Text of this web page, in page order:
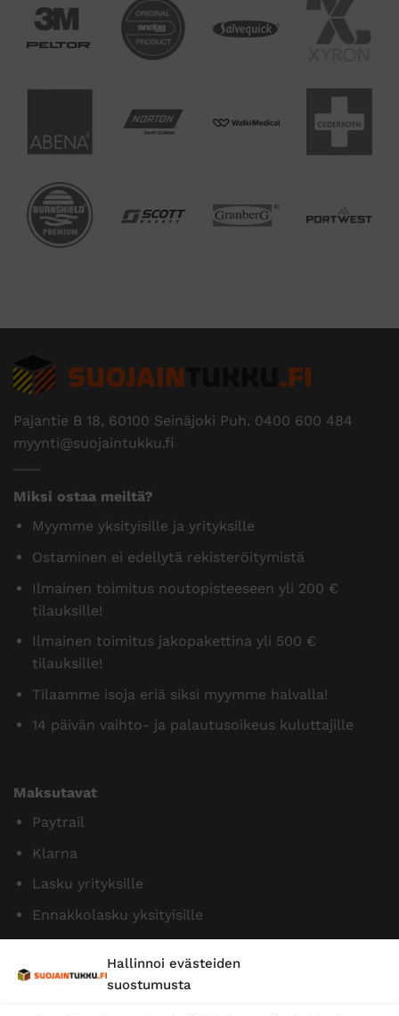
Hallinnoi evästeiden
suostumusta
Pajantie B 18, 60100 Seinäjoki Puh. 0400 600 484
myynti@suojaintukku.fi
Miksi ostaa meiltä?
Myymme yksityisille ja yrityksille
Ostaminen ei edellytä rekisteröitymistä
Ilmainen toimitus noutopisteeseen yli 200 €
tilauksille!
Ilmainen toimitus jakopakettina yli 500 €
tilauksille!
Tilaamme isoja eriä siksi myymme halvalla!
14 päivän vaihto- ja palautusoikeus kuluttajille
Maksutavat
Paytrail
Klarna
Lasku yrityksille
Ennakkolasku yksityisille